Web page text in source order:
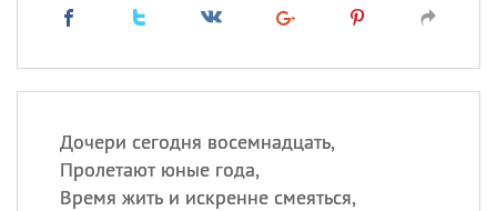
Дочери сегодня восемнадцать,
Пролетают юные года,
Время жить и искренне смеяться,